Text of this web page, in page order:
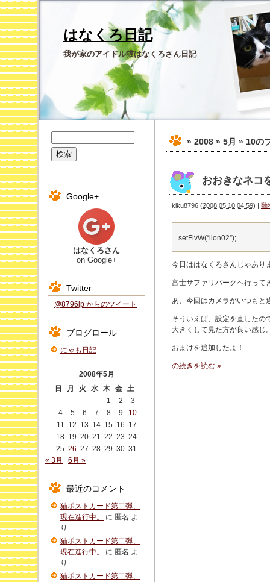
はなくろ日記
我が家のアイドル猫はなくろさん日記
» 2008 » 5月 » 10の
おおきなネコ
kiku8796 (2008.05.10 04:59) | 動
setFlvW(“lion02”);
今日ははなくろさんじゃあり
富士サファリパークへ行って
あ、今回はカメラがいつもと
そういえば、設定を直した
大きくして見た方が良い感じ
おまけを追加したよ！
の続きを読む »
Google+
はなくろさん
on Google+
Twitter
@8796jp からのツイート
ブログロール
にゃも日記
2008年5月
日
月 火 水 木 金 土
1
2
3
4
5 6 7 8 9
10
11 12 13 14 15 16 17
18 19 20 21 22 23 24
25 26 27 28 29 30 31
« 3月
6月 »
最近のコメント
猫ポストカード第二弾、
現在進行中。
に 匿名 よ
り
猫ポストカード第二弾、
現在進行中。
に 匿名 よ
り
猫ポストカード第二弾、